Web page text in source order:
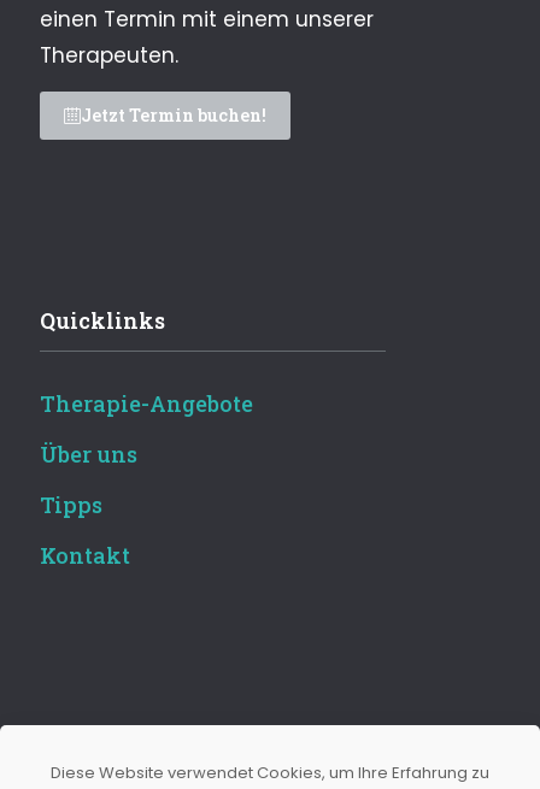
einen Termin mit einem unserer
Therapeuten.
Jetzt Termin buchen!
Quicklinks
Therapie-Angebote
Über uns
Tipps
Kontakt
Diese Website verwendet Cookies, um Ihre Erfahrung zu